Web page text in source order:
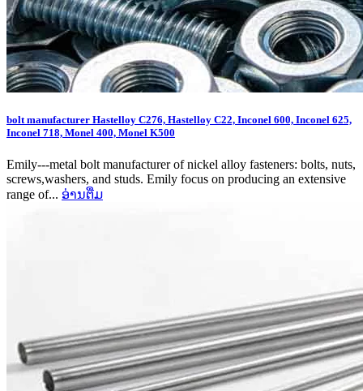
bolt manufacturer Hastelloy C276, Hastelloy C22, Inconel 600, Inconel 625,
Inconel 718, Monel 400, Monel K500
Emily---metal bolt manufacturer of nickel alloy fasteners: bolts, nuts,
screws,washers, and studs. Emily focus on producing an extensive
range of... ອ່ານ​ຕື່ມ